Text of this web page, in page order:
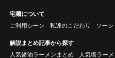
宅麺について
ご利用シーン
私達のこだわり ソーシ
解説まとめ記事から探す
人気醤油ラーメンまとめ
人気塩ラー